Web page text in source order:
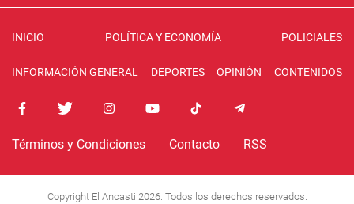
INICIO POLÍTICA Y ECONOMÍA POLICIALES
INFORMACIÓN GENERAL DEPORTES OPINIÓN CONTENIDOS
Términos y Condiciones Contacto RSS
Copyright El Ancasti 2026. Todos los derechos reservados.